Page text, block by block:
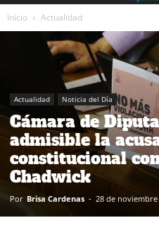
Inicio Actualidad
Actualidad Noticia del Día
Cámara de
admisible la
constitucional
Chadwick
Por Brisa Cardenas - 28 de noviembre